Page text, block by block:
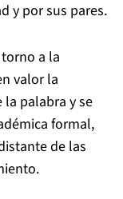
y por sus pares.
a la
valor la
palabra y se
formal,
de las